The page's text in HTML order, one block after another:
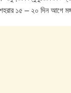
১৫ – ২০ দিন আগে